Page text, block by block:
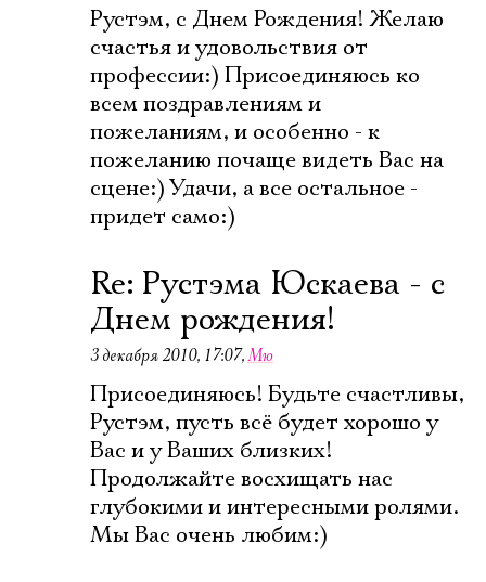
Рустэм, с Днем Рождения! Желаю
счастья и удовольствия от
профессии:) Присоединяюсь ко
всем поздравлениям и
пожеланиям, и особенно - к
пожеланию почаще видеть Вас на
сцене:) Удачи, а все остальное -
придет само:)
Re: Рустэма Юскаева - с
Днем рождения!
3 декабря 2010, 17:07,Мю
Присоединяюсь! Будьте счастливы,
Рустэм, пусть всё будет хорошо у
Вас и у Ваших близких!
Продолжайте восхищать нас
глубокими и интересными ролями.
Мы Вас очень любим:)
Электропочта
Имя
Ознакомиться